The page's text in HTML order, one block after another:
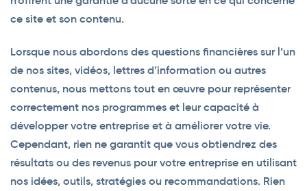
ce site et son contenu.
Lorsque nous abordons des questions financières sur l’un
de nos sites, vidéos, lettres d’information ou autres
contenus, nous mettons tout en œuvre pour représenter
correctement nos programmes et leur capacité à
développer votre entreprise et à améliorer votre vie.
Cependant, rien ne garantit que vous obtiendrez des
résultats ou des revenus pour votre entreprise en utilisant
nos idées, outils, stratégies ou recommandations. Rien